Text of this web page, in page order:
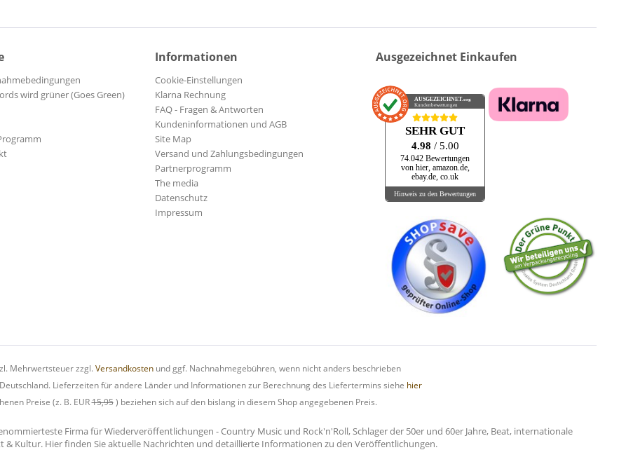
wird grüner (Goes Green)
Informationen
Cookie-Einstellungen
Klarna Rechnung
FAQ - Fragen & Antworten
Kundeninformationen und AGB
Site Map
Versand und Zahlungsbedingungen
Partnerprogramm
The media
Datenschutz
Impressum
Ausgezeichnet Einkaufen
AUSGEZEICHNET.org
Kundenbewertungen
SEHR GUT
4.98 / 5.00
74.042 Bewertungen
von hier, amazon.de,
ebay.de, co.uk
Hinweis zu den Bewertungen
Mehrwertsteuer zzgl. Versandkostenund ggf. Nachnahmegebühren, wenn nicht anders beschrieben
Lieferzeiten für andere Länder und Informationen zur Berechnung des Liefertermins siehe hier
Preise (z. B. EUR15,95) beziehen sich auf den bislang in diesem Shop angegebenen Preis.
Firma für Wiederveröffentlichungen - Country Music und Rock'n'Roll, Schlager der 50er und 60er Jahre, Beat, internationale
& Kultur. Hier finden Sie aktuelle Nachrichten und detaillierte Informationen zu den Veröffentlichungen.